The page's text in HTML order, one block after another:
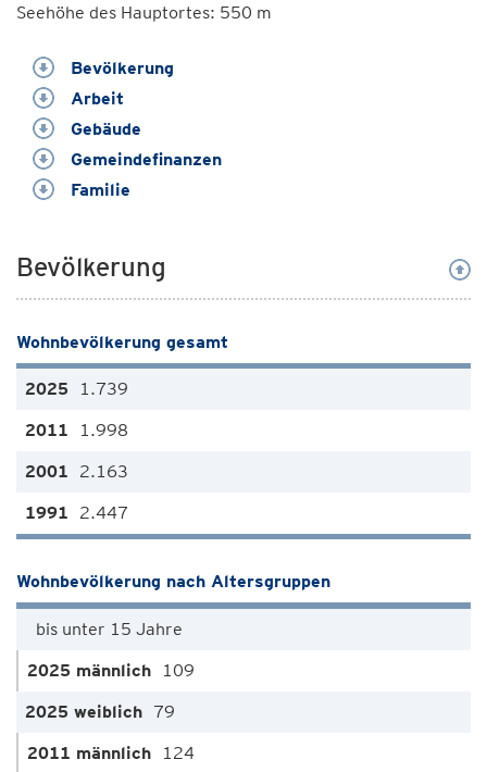
Seehöhe des Hauptortes: 550 m
Bevölkerung
Arbeit
Gebäude
Gemeindefinanzen
Familie
Bevölkerung
Wohnbevölkerung gesamt
1.739
1.998
2.163
2.447
Wohnbevölkerung nach Altersgruppen
bis unter 15 Jahre
109
79
124